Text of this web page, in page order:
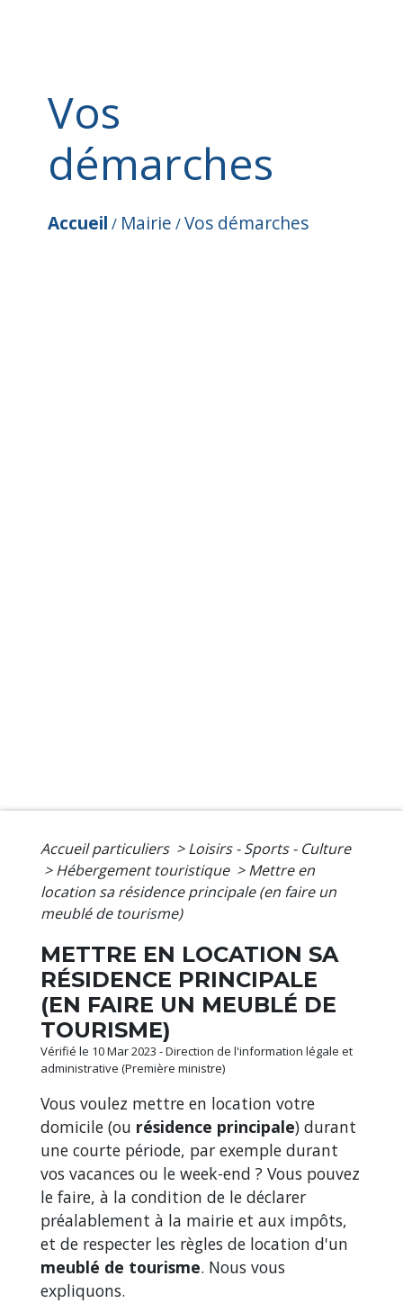
Vos
démarches
Accueil / Mairie /Vos démarches
Accueil particuliers > Loisirs - Sports - Culture
> Hébergement touristique > Mettre en
location sa résidence principale (en faire un
meublé de tourisme)
METTRE EN LOCATION SA
RÉSIDENCE PRINCIPALE
(EN FAIRE UN MEUBLÉ DE
TOURISME)
Vérifié le 10 Mar 2023 - Direction de l'information légale et
administrative (Première ministre)
Vous voulez mettre en location votre
domicile (ou résidence principale) durant
une courte période, par exemple durant
vos vacances ou le week-end ? Vous pouvez
le faire, à la condition de le déclarer
préalablement à la mairie et aux impôts,
et de respecter les règles de location d'un
meublé de tourisme. Nous vous
expliquons.